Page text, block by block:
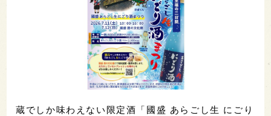
蔵でしか味わえない限定酒「國盛 あらごし生 にごり